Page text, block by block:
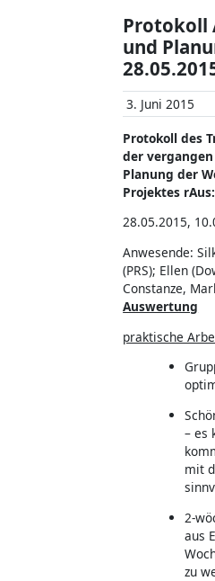
Protokoll
und
3. Juni 2015
Protokoll des
der
Planung der
Projektes
28.05.2015,
Anwesende:
(PRS); Ellen
Constanze,
Auswertung
praktische
– es
mit
2-
aus
zu